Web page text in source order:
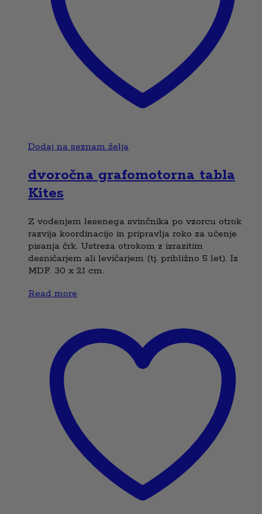
Dodaj na seznam želja
dvoročna grafomotorna tabla
Kites
Z vodenjem lesenega svinčnika po vzorcu otrok
razvija koordinacijo in pripravlja roko za učenje
pisanja črk. Ustreza otrokom z izrazitim
desničarjem ali levičarjem (tj. približno 5 let). Iz
MDF. 30 x 21 cm.
Read more